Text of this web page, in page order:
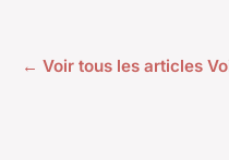
← Voir tous les articles